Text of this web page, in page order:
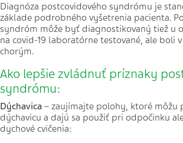
Diagnóza postcovidového syndrómu je
základe podrobného vyšetrenia pacienta.
syndróm môže byť diagnostikovaný tiež u
na covid-19 laboratórne testované, ale boli
chorým.
Ako lepšie zvládnuť príznaky
syndrómu:
Dýchavica – zaujímajte polohy, ktoré môžu
dýchavicu a dajú sa použiť pri odpočinku
dychové cvičenia: